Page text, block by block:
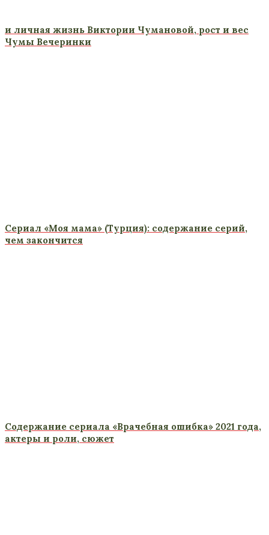
и личная жизнь Виктории Чумановой, рост и вес
Чумы Вечеринки
Сериал «Моя мама» (Турция): содержание серий,
чем закончится
Содержание сериала «Врачебная ошибка» 2021 года,
актеры и роли, сюжет